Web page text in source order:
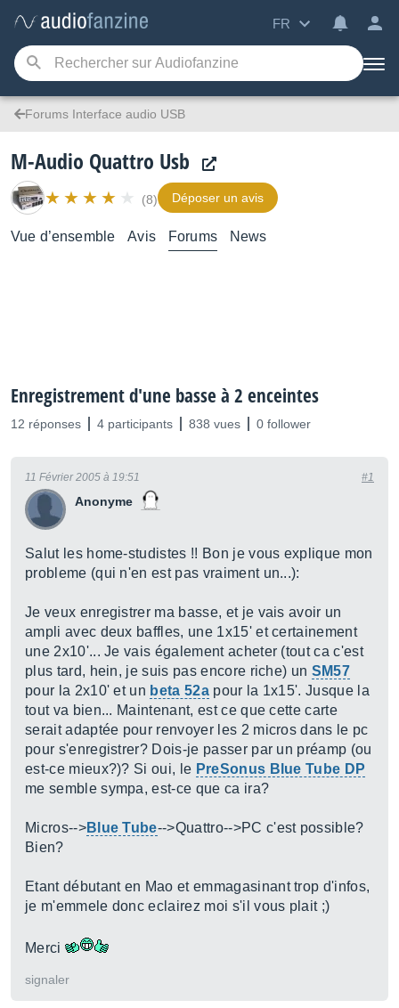
FR
Forums Interface audio USB
M-Audio Quattro Usb
(8) Déposer un avis
Vue d’ensemble Avis Forums News
Enregistrement d'une basse à 2 enceintes
12 réponses 4 participants 838 vues 0 follower
Anonyme
11 Février 2005 à 19:51 #1
Salut les home-studistes !! Bon je vous explique mon
probleme (qui n'en est pas vraiment un...):
Je veux enregistrer ma basse, et je vais avoir un
ampli avec deux baffles, une 1x15' et certainement
une 2x10'... Je vais également acheter (tout ca c'est
plus tard, hein, je suis pas encore riche) un SM57
pour la 2x10' et un beta 52apour la 1x15'. Jusque la
tout va bien... Maintenant, est ce que cette carte
serait adaptée pour renvoyer les 2 micros dans le pc
pour s'enregistrer? Dois-je passer par un préamp (ou
est-ce mieux?)? Si oui, le PreSonus Blue Tube DP
me semble sympa, est-ce que ca ira?
Micros-->Blue Tube-->Quattro-->PC c'est possible?
Bien?
Etant débutant en Mao et emmagasinant trop d'infos,
je m'emmele donc eclairez moi s'il vous plait ;)
Merci
signaler